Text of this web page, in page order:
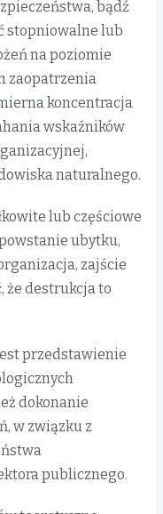
bądź
stopniowalne lub
na poziomie
zaopatrzenia
koncentracja
wskaźników
naturalnego.
lub częściowe
ubytku,
zajście
że destrukcja to
przedstawienie
dokonanie
w związku z
publicznego.